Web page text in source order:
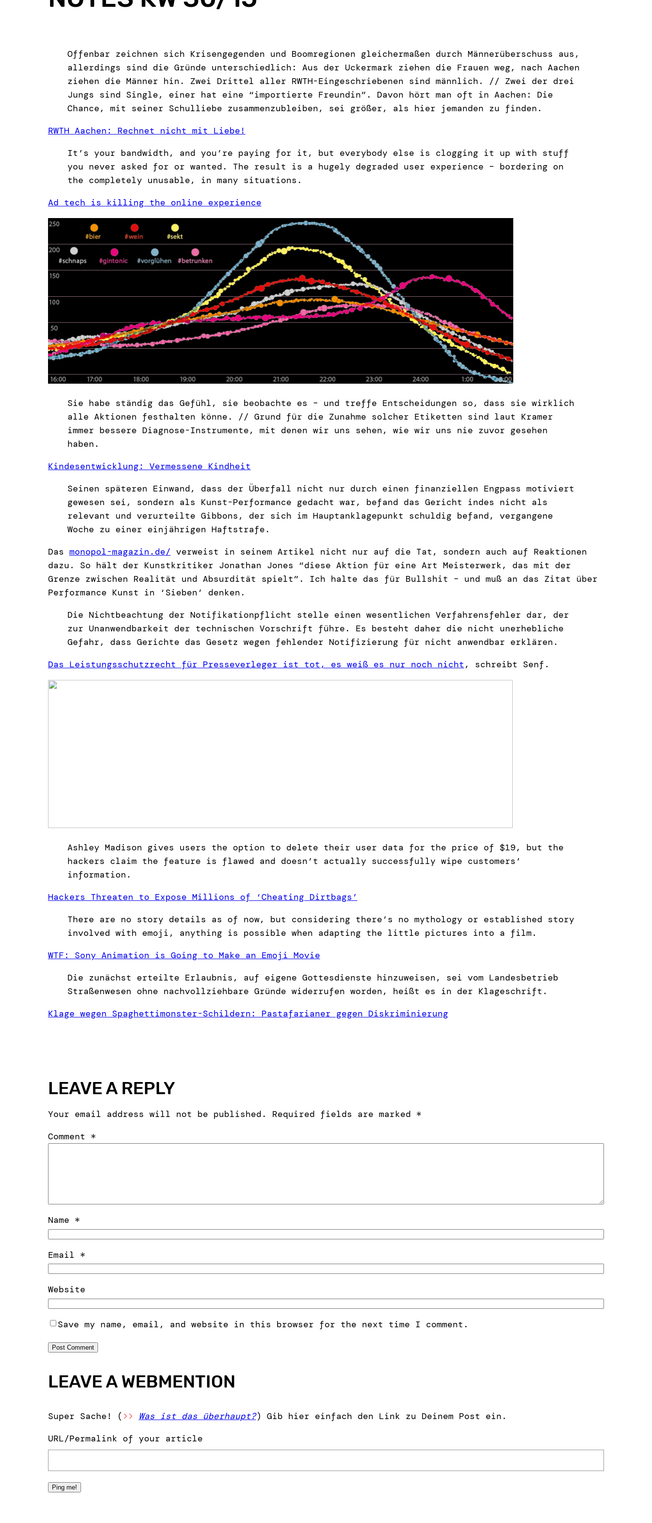
Offenbar zeichnen sich Krisengegenden und Boomregionen gleichermaßen durch Männerüberschuss aus,
allerdings sind die Gründe unterschiedlich: Aus der Uckermark ziehen die Frauen weg, nach Aachen
ziehen die Männer hin. Zwei Drittel aller RWTH-Eingeschriebenen sind männlich. // Zwei der drei
Jungs sind Single, einer hat eine “importierte Freundin”. Davon hört man oft in Aachen: Die
Chance, mit seiner Schulliebe zusammenzubleiben, sei größer, als hier jemanden zu finden.
RWTH Aachen: Rechnet nicht mit Liebe!
It’s your bandwidth, and you’re paying for it, but everybody else is clogging it up with stuff
you never asked for or wanted. The result is a hugely degraded user experience – bordering on
the completely unusable, in many situations.
Ad tech is killing the online experience
Sie habe ständig das Gefühl, sie beobachte es – und treffe Entscheidungen so, dass sie wirklich
alle Aktionen festhalten könne. // Grund für die Zunahme solcher Etiketten sind laut Kramer
immer bessere Diagnose-Instrumente, mit denen wir uns sehen, wie wir uns nie zuvor gesehen
haben.
Kindesentwicklung: Vermessene Kindheit
Seinen späteren Einwand, dass der Überfall nicht nur durch einen finanziellen Engpass motiviert
gewesen sei, sondern als Kunst-Performance gedacht war, befand das Gericht indes nicht als
relevant und verurteilte Gibbons, der sich im Hauptanklagepunkt schuldig befand, vergangene
Woche zu einer einjährigen Haftstrafe.
Das monopol-magazin.de/ verweist in seinem Artikel nicht nur auf die Tat, sondern auch auf Reaktionen
dazu. So hält der Kunstkritiker Jonathan Jones “diese Aktion für eine Art Meisterwerk, das mit der
Grenze zwischen Realität und Absurdität spielt”. Ich halte das für Bullshit – und muß an das Zitat über
Performance Kunst in ‘Sieben’ denken.
Die Nichtbeachtung der Notifikationpflicht stelle einen wesentlichen Verfahrensfehler dar, der
zur Unanwendbarkeit der technischen Vorschrift führe. Es besteht daher die nicht unerhebliche
Gefahr, dass Gerichte das Gesetz wegen fehlender Notifizierung für nicht anwendbar erklären.
Das Leistungsschutzrecht für Presseverleger ist tot, es weiß es nur noch nicht , schreibt Senf.
Ashley Madison gives users the option to delete their user data for the price of $19, but the
hackers claim the feature is flawed and doesn’t actually successfully wipe customers’
information.
Hackers Threaten to Expose Millions of ‘Cheating Dirtbags’
There are no story details as of now, but considering there’s no mythology or established story
involved with emoji, anything is possible when adapting the little pictures into a film.
WTF: Sony Animation is Going to Make an Emoji Movie
Die zunächst erteilte Erlaubnis, auf eigene Gottesdienste hinzuweisen, sei vom Landesbetrieb
Straßenwesen ohne nachvollziehbare Gründe widerrufen worden, heißt es in der Klageschrift.
Klage wegen Spaghettimonster-Schildern: Pastafarianer gegen Diskriminierung
LEAVE A REPLY
Your email address will not be published. Required fields are marked *
Comment *
Name *
Email *
Website
Save my name, email, and website in this browser for the next time I comment.
LEAVE A WEBMENTION
Super Sache! ( >> Was ist das überhaupt?) Gib hier einfach den Link zu Deinem Post ein.
URL/Permalink of your article